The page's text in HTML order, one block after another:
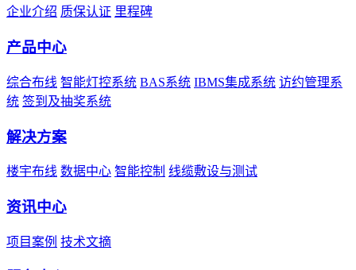
企业介绍 质保认证 里程碑
产品中心
综合布线 智能灯控系统 BAS系统 IBMS集成系统 访约管理系
统 签到及抽奖系统
解决方案
楼宇布线 数据中心 智能控制 线缆敷设与测试
资讯中心
项目案例 技术文摘